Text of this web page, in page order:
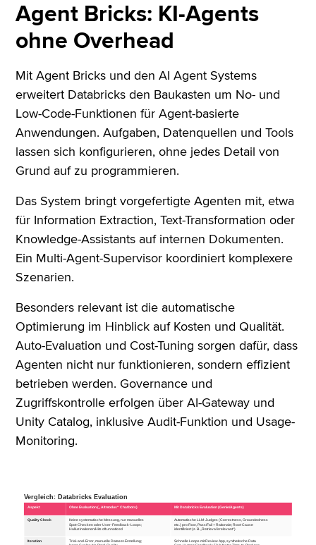
Agent Bricks: KI-Agents
ohne Overhead
Mit Agent Bricks und den AI Agent Systems
erweitert Databricks den Baukasten um No- und
Low-Code-Funktionen für Agent-basierte
Anwendungen. Aufgaben, Datenquellen und Tools
lassen sich konfigurieren, ohne jedes Detail von
Grund auf zu programmieren.
Das System bringt vorgefertigte Agenten mit, etwa
für Information Extraction, Text-Transformation oder
Knowledge-Assistants auf internen Dokumenten.
Ein Multi-Agent-Supervisor koordiniert komplexere
Szenarien.
Besonders relevant ist die automatische
Optimierung im Hinblick auf Kosten und Qualität.
Auto-Evaluation und Cost-Tuning sorgen dafür, dass
Agenten nicht nur funktionieren, sondern effizient
betrieben werden. Governance und
Zugriffskontrolle erfolgen über AI-Gateway und
Unity Catalog, inklusive Audit-Funktion und Usage-
Monitoring.